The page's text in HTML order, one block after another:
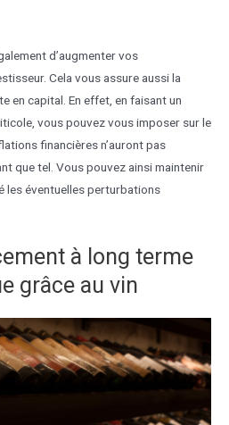
d’augmenter vos
Cela vous assure aussi la
en capital. En effet, en faisant un
vous pouvez vous imposer sur le
financières n’auront pas
que tel. Vous pouvez ainsi maintenir
les éventuelles perturbations
à long terme
grâce au vin